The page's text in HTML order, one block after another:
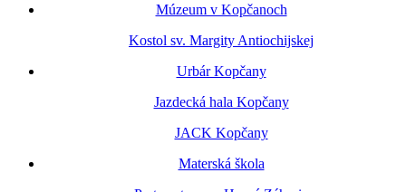
Múzeum v Kopčanoch
Kostol sv. Margity Antiochijskej
Urbár Kopčany
Jazdecká hala Kopčany
JACK Kopčany
Materská škola